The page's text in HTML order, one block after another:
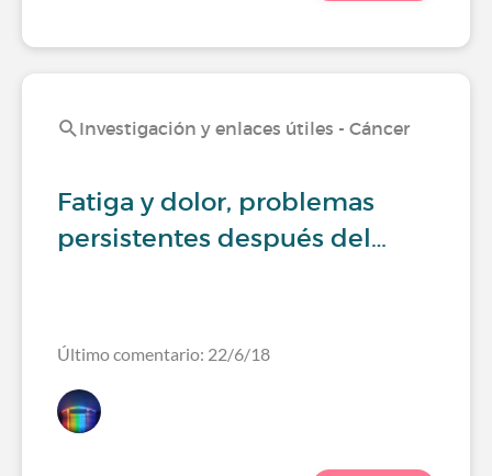
Investigación y enlaces útiles - Cáncer
Fatiga y dolor, problemas
persistentes después del…
Último comentario: 22/6/18